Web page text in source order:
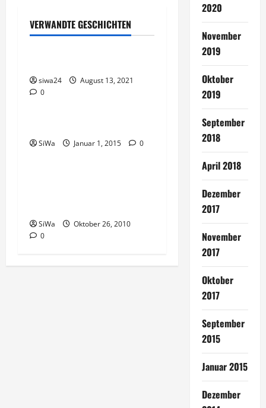
a
s
n
v
a
t
i
VERWANDTE GESCHICHTEN
Uncategorized
siwa24
August 13, 2021
0Uncategorized
SiWa Januar 1, 2015 0
Uncategorized
SiWa
Oktober 26, 2010
0
2020
November
2019
Oktober
2019
September
2018
April 2018
Dezember
2017
November
2017
Oktober
2017
September
2015
Januar 2015
Dezember